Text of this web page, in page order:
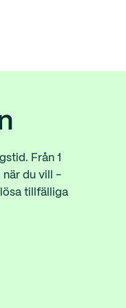
Från 1
när du vill -
tillfälliga